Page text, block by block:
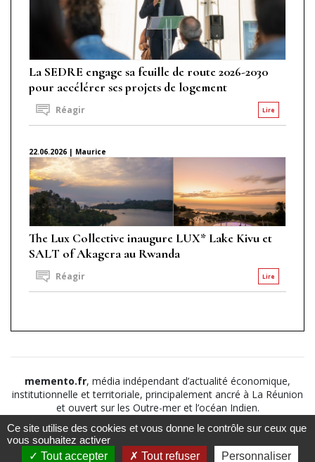
La SEDRE engage sa feuille de route 2026-2030
pour accélérer ses projets de logement
Lire
Réagir
22.06.2026 | Maurice
The Lux Collective inaugure LUX* Lake Kivu et
SALT of Akagera au Rwanda
Lire
Réagir
memento.fr, média indépendant d’actualité économique,
institutionnelle et territoriale, principalement ancré à La Réunion
et ouvert sur les Outre-mer et l’océan Indien.
©2026
Suivez nous sur Notice légale
Politique de
Ce site utilise des cookies et vous donne le contrôle sur ceux que
vous souhaitez activer
Tout accepter
Tout refuser Personnaliser